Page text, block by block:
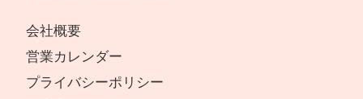
会社概要
営業カレンダー
プライバシーポリシー